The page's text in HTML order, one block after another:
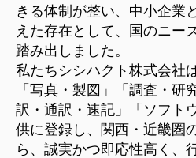
西・
畿
圏
公
共
事
きる体制が整い、中小企業
えた存在として、国のニー
踏み出しました。
私たちシシハクト株式会社
「写真・製図」「調査・研
訳・通訳・速記」「ソフト
供に登録し、関西・近畿圏
ら、誠実かつ即応性高く、